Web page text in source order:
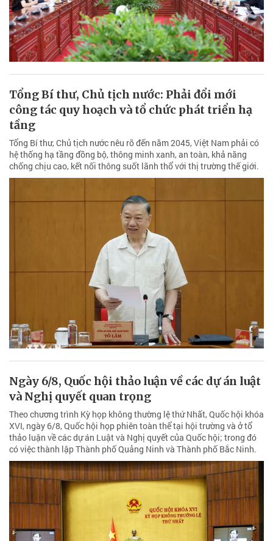
Tổng Bí thư, Chủ tịch nước: Phải đổi mới
công tác quy hoạch và tổ chức phát triển hạ
tầng
Tổng Bí thư, Chủ tịch nước nêu rõ đến năm 2045, Việt Nam phải có
hệ thống hạ tầng đồng bộ, thông minh xanh, an toàn, khả năng
chống chịu cao, kết nối thông suốt lãnh thổ với thị trường thế giới.
Ngày 6/8, Quốc hội thảo luận về các dự án luật
và Nghị quyết quan trọng
Theo chương trình Kỳ họp không thường lệ thứ Nhất, Quốc hội khóa
XVI, ngày 6/8, Quốc hội họp phiên toàn thể tại hội trường và ở tổ
thảo luận về các dự án Luật và Nghị quyết của Quốc hội; trong đó
có việc thành lập Thành phố Quảng Ninh và Thành phố Bắc Ninh.